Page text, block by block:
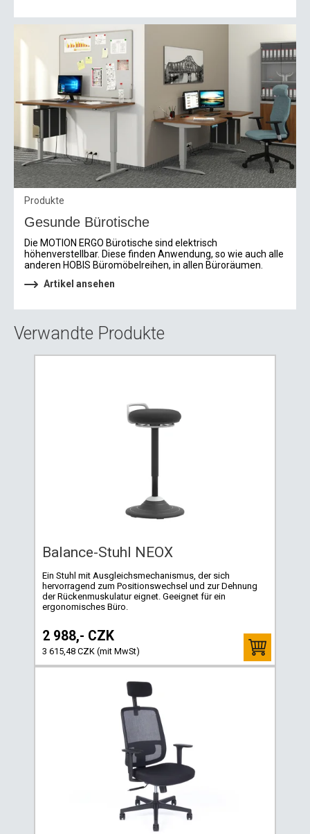
Produkte
Gesunde Bürotische
Die MOTION ERGO Bürotische sind elektrisch
höhenverstellbar. Diese finden Anwendung, so wie auch alle
anderen HOBIS Büromöbelreihen, in allen Büroräumen.
Artikel ansehen
Verwandte Produkte
Balance-Stuhl NEOX
Ein Stuhl mit Ausgleichsmechanismus, der sich
hervorragend zum Positionswechsel und zur Dehnung
der Rückenmuskulatur eignet. Geeignet für ein
ergonomisches Büro.
2 988,- CZK
3 615,48 CZK (mit MwSt)